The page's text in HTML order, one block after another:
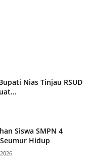
Nias Tinjau RSUD
Siswa SMPN 4
Hidup